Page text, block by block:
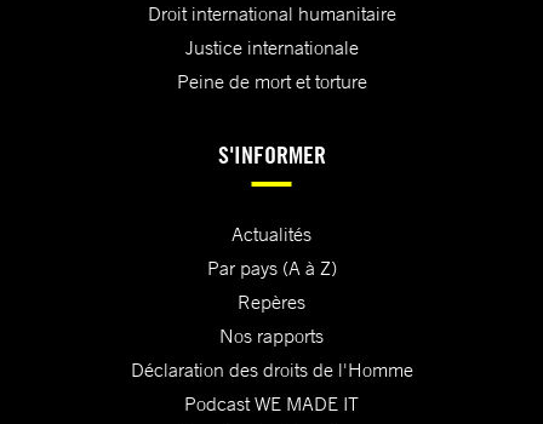
Droit international humanitaire
Justice internationale
Peine de mort et torture
S'INFORMER
Actualités
Par pays (A à Z)
Repères
Nos rapports
Déclaration des droits de l'Homme
Podcast WE MADE IT